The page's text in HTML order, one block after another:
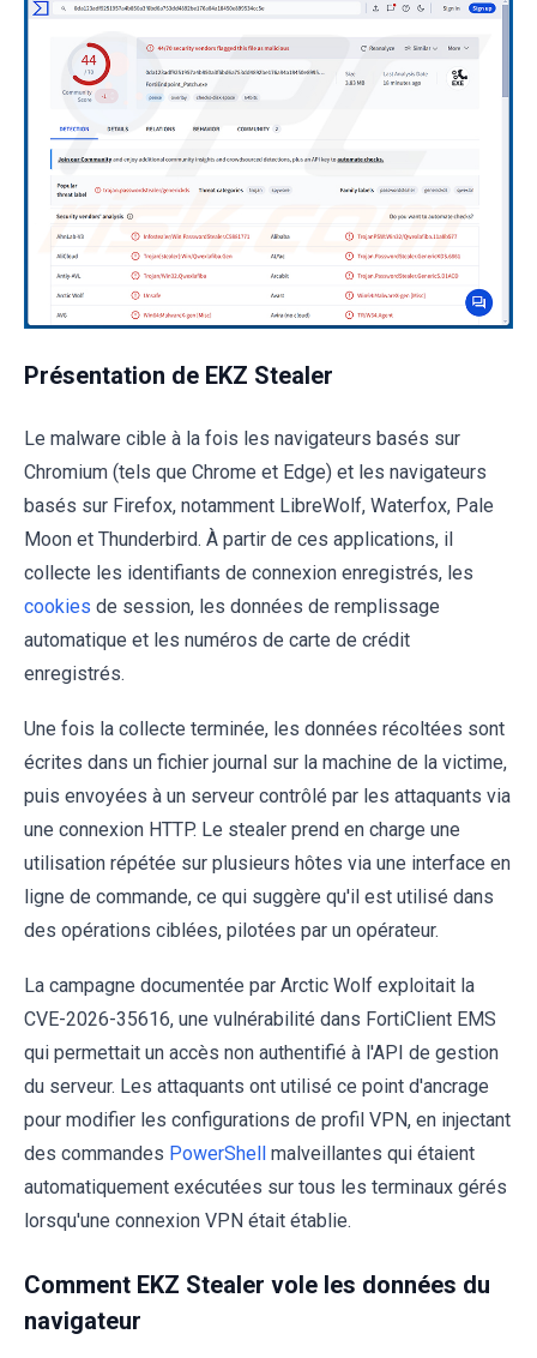
Présentation de EKZ Stealer
Le malware cible à la fois les navigateurs basés sur
Chromium (tels que Chrome et Edge) et les navigateurs
basés sur Firefox, notamment LibreWolf, Waterfox, Pale
Moon et Thunderbird. À partir de ces applications, il
collecte les identifiants de connexion enregistrés, les
cookies de session, les données de remplissage
automatique et les numéros de carte de crédit
enregistrés.
Une fois la collecte terminée, les données récoltées sont
écrites dans un fichier journal sur la machine de la victime,
puis envoyées à un serveur contrôlé par les attaquants via
une connexion HTTP. Le stealer prend en charge une
utilisation répétée sur plusieurs hôtes via une interface en
ligne de commande, ce qui suggère qu'il est utilisé dans
des opérations ciblées, pilotées par un opérateur.
La campagne documentée par Arctic Wolf exploitait la
CVE-2026-35616, une vulnérabilité dans FortiClient EMS
qui permettait un accès non authentifié à l'API de gestion
du serveur. Les attaquants ont utilisé ce point d'ancrage
pour modifier les configurations de profil VPN, en injectant
des commandes PowerShell malveillantes qui étaient
automatiquement exécutées sur tous les terminaux gérés
lorsqu'une connexion VPN était établie.
Comment EKZ Stealer vole les données du
navigateur